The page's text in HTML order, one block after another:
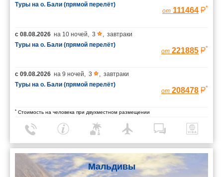
Туры на о. Бали (прямой перелёт)
от 111464 *
с 08.08.2026 на 10 ночей, 3 , завтраки
Туры на о. Бали (прямой перелёт)
от 221885 *
с 09.08.2026 на 9 ночей, 3 , завтраки
Туры на о. Бали (прямой перелёт)
от 208478 *
* Стоимость на человека при двухместном размещении
Мальдивы